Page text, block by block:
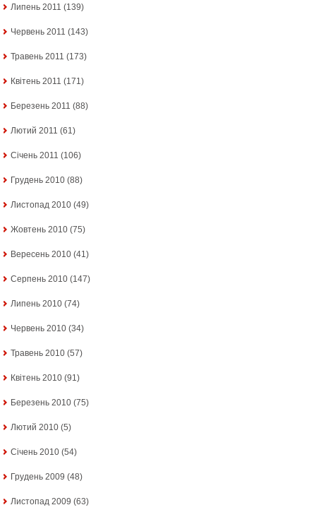
Липень 2011 (139)
Червень 2011 (143)
Травень 2011 (173)
Квітень 2011 (171)
Березень 2011 (88)
Лютий 2011 (61)
Січень 2011 (106)
Грудень 2010 (88)
Листопад 2010 (49)
Жовтень 2010 (75)
Вересень 2010 (41)
Серпень 2010 (147)
Липень 2010 (74)
Червень 2010 (34)
Травень 2010 (57)
Квітень 2010 (91)
Березень 2010 (75)
Лютий 2010 (5)
Січень 2010 (54)
Грудень 2009 (48)
Листопад 2009 (63)